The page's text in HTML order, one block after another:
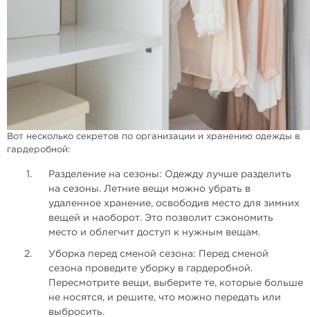
Вот несколько секретов по организации и хранению одежды в
гардеробной:
Разделение на сезоны: Одежду лучше разделить
на сезоны. Летние вещи можно убрать в
удаленное хранение, освободив место для зимних
вещей и наоборот. Это позволит сэкономить
место и облегчит доступ к нужным вещам.
Уборка перед сменой сезона: Перед сменой
сезона проведите уборку в гардеробной.
Пересмотрите вещи, выберите те, которые больше
не носятся, и решите, что можно передать или
выбросить.